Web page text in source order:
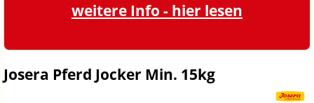
weitere Info - hier lesen
Josera Pferd Jocker Min. 15kg